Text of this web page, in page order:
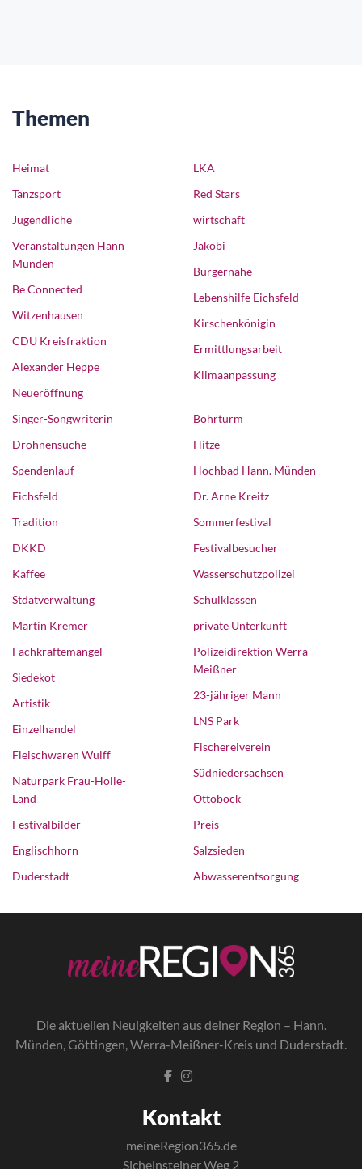
Themen
Heimat
Tanzsport
Jugendliche
Veranstaltungen Hann
Münden
Be Connected
Witzenhausen
CDU Kreisfraktion
Alexander Heppe
Neueröffnung
LKA
Red Stars
wirtschaft
Jakobi
Bürgernähe
Lebenshilfe Eichsfeld
Kirschenkönigin
Ermittlungsarbeit
Klimaanpassung
Singer-Songwriterin
Drohnensuche
Spendenlauf
Eichsfeld
Tradition
DKKD
Kaffee
Stdatverwaltung
Martin Kremer
Bohrturm
Hitze
Hochbad Hann. Münden
Dr. Arne Kreitz
Sommerfestival
Festivalbesucher
Wasserschutzpolizei
Schulklassen
private Unterkunft
Fachkräftemangel
Siedekot
Artistik
Einzelhandel
Fleischwaren Wulff
Naturpark Frau-Holle-
Land
Festivalbilder
Englischhorn
Duderstadt
Polizeidirektion Werra-
Meißner
23-jähriger Mann
LNS Park
Fischereiverein
Südniedersachsen
Ottobock
Preis
Salzsieden
Abwasserentsorgung
Die aktuellen Neuigkeiten aus deiner Region – Hann.
Münden, Göttingen, Werra-Meißner-Kreis und Duderstadt.
Kontakt
meineRegion365.de
Sichelnsteiner Weg 2